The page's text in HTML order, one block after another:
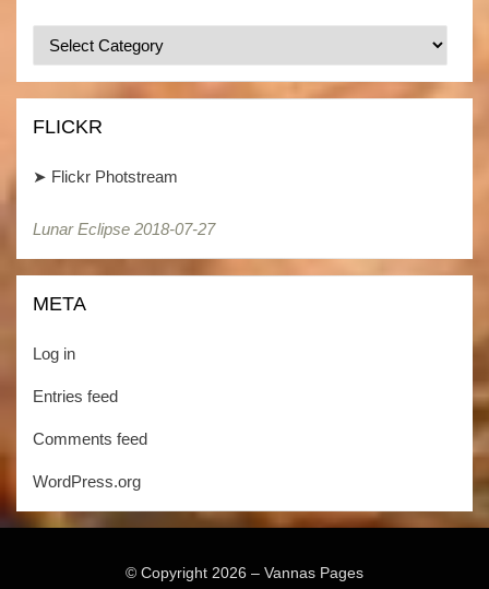
Categories
/
FLICKR
➤ Flickr Photstream
Lunar Eclipse 2018-07-27
Lunar Eclipse 2018-07-27
META
Log in
Entries feed
Comments feed
WordPress.org
© Copyright 2026 – Vannas Pages